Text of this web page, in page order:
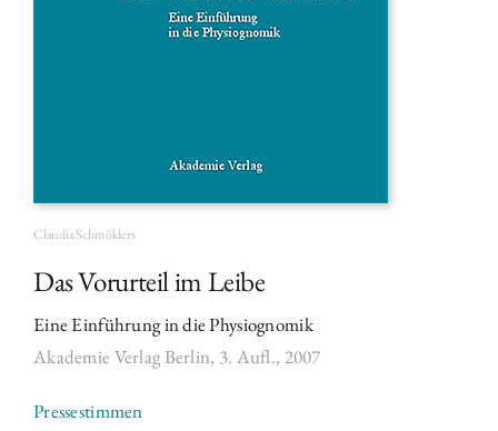
Claudia Schmölders
Das Vorurteil im Leibe
Eine Einführung in die Physiognomik
Akademie Verlag Berlin, 3. Aufl., 2007
Pressestimmen